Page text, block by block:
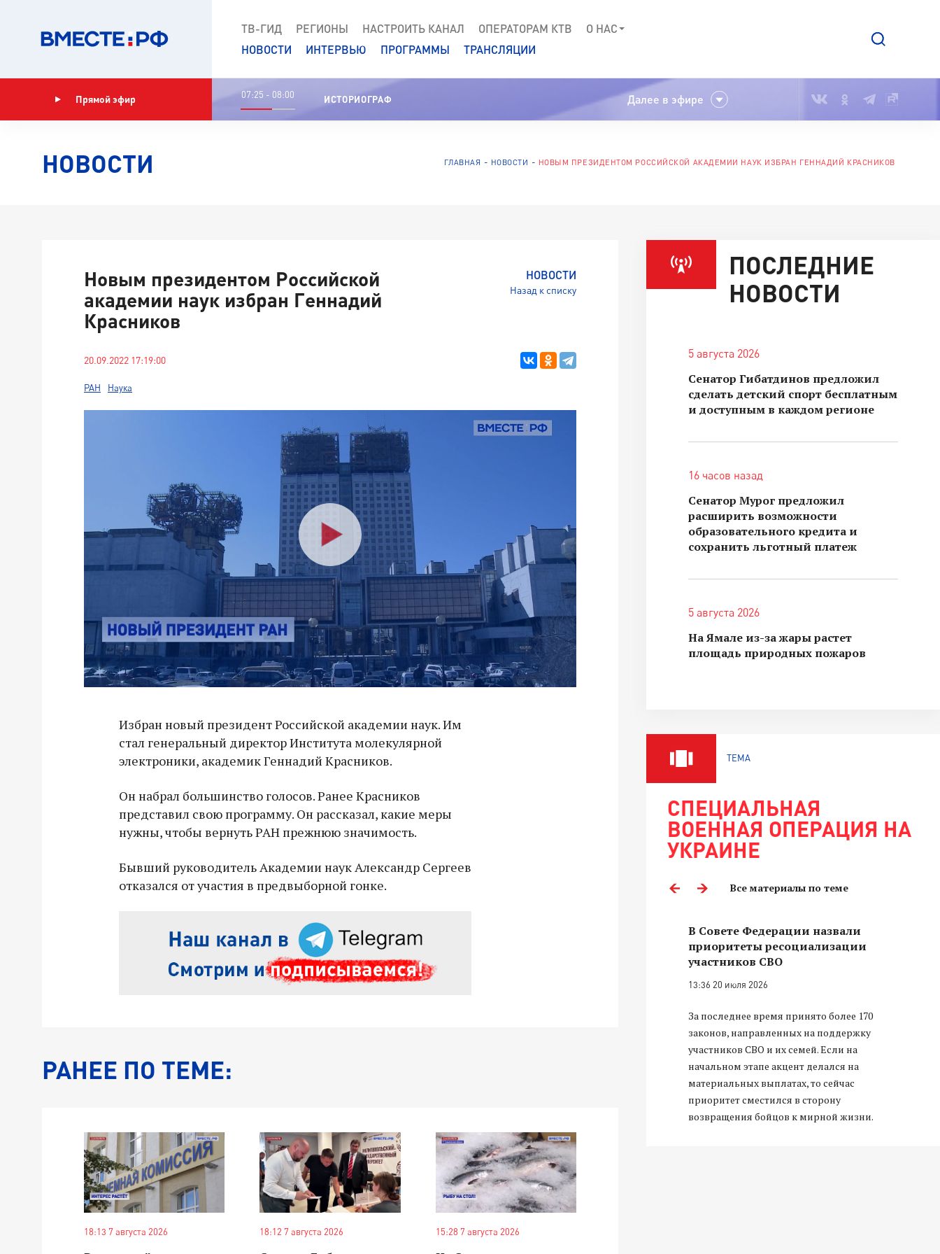
ТВ-ГИД РЕГИОНЫ НАСТРОИТЬ КАНАЛ ОПЕРАТОРАМ КТВ
О НАС
НОВОСТИ
ИНТЕРВЬЮ ПРОГРАММЫ ТРАНСЛЯЦИИ
Прямой эфир 07:25 - 08:00 ИСТОРИОГРАФ Далее в эфире
НОВОСТИ ГЛАВНАЯ НОВОСТИ НОВЫМ ПРЕЗИДЕНТОМ РОССИЙСКОЙ АКАДЕМИИ НАУК ИЗБРАН ГЕННАДИЙ КРАСНИКОВ
НОВОСТИ
Назад к списку
Новым президентом Российской
академии наук избран Геннадий
Красников
20.09.2022 17:19:00
РАН Наука
Избран новый президент Российской академии наук. Им
стал генеральный директор Института молекулярной
электроники, академик Геннадий Красников.
Он набрал большинство голосов. Ранее Красников
представил свою программу. Он рассказал, какие меры
нужны, чтобы вернуть РАН прежнюю значимость.
Бывший руководитель Академии наук Александр Сергеев
отказался от участия в предвыборной гонке.
РАНЕЕ ПО ТЕМЕ:
18:13 7 августа 2026 18:12 7 августа 2026 15:28 7 августа 2026
ПОСЛЕДНИЕ
НОВОСТИ
5 августа 2026
Сенатор Гибатдинов предложил
сделать детский спорт бесплатным
и доступным в каждом регионе
16 часов назад
Сенатор Мурог предложил
расширить возможности
образовательного кредита и
сохранить льготный платеж
5 августа 2026
На Ямале из-за жары растет
площадь природных пожаров
ТЕМА
СПЕЦИАЛЬНАЯ
ВОЕННАЯ ОПЕРАЦИЯ НА
УКРАИНЕ
Все материалы по теме
Владимир Якушев передал бойцам
СВО дроны и технику связи
18:30 10 сентября 2025
В Совете Федерации назвали
приоритеты ресоциализации
участников СВО
13:36 20 июля 2026
За последнее время принято более 170
законов, направленных на поддержку
участников СВО и их семей. Если на
начальном этапе акцент делался на
материальных выплатах, то сейчас
приоритет сместился в сторону
возвращения бойцов к мирной жизни.